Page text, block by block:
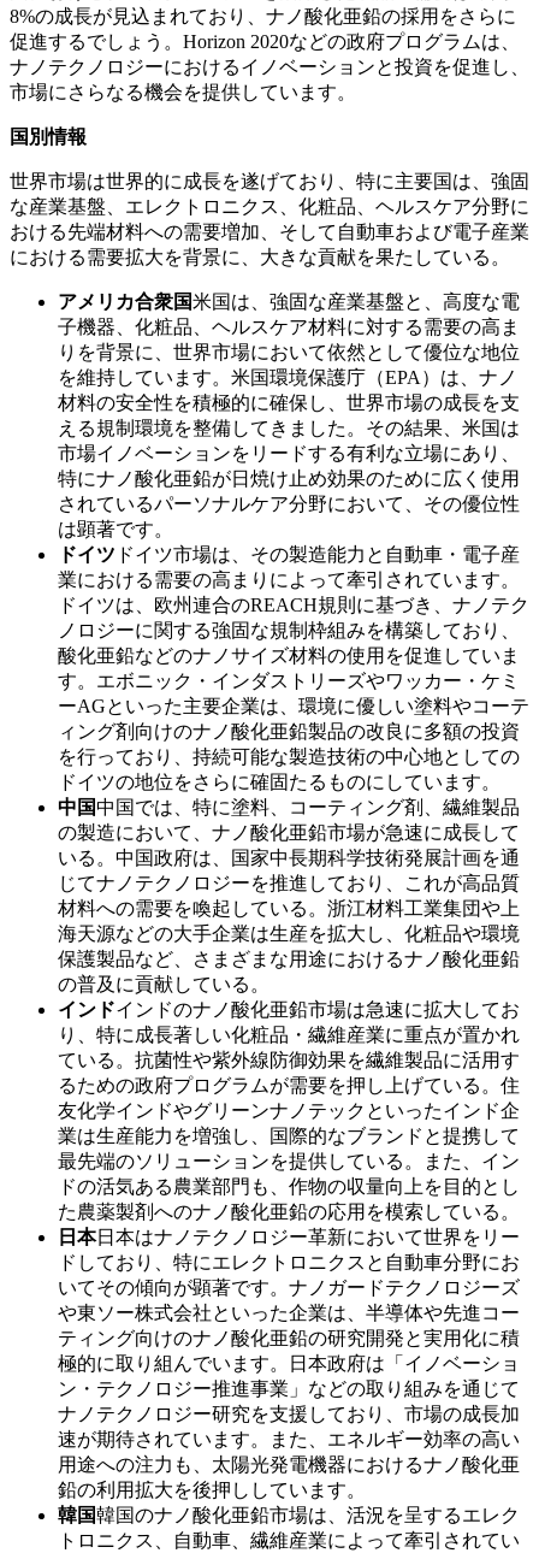
8%の成長が見込まれており、ナノ酸化亜鉛の採用をさらに
促進するでしょう。Horizo​​n 2020などの政府プログラムは、
ナノテクノロジーにおけるイノベーションと投資を促進し、
市場にさらなる機会を提供しています。
国別情報
世界市場は世界的に成長を遂げており、特に主要国は、強固
な産業基盤、エレクトロニクス、化粧品、ヘルスケア分野に
おける先端材料への需要増加、そして自動車および電子産業
における需要拡大を背景に、大きな貢献を果たしている。
アメリカ合衆国米国は、強固な産業基盤と、高度な電
子機器、化粧品、ヘルスケア材料に対する需要の高ま
りを背景に、世界市場において依然として優位な地位
を維持しています。米国環境保護庁（EPA）は、ナノ
材料の安全性を積極的に確保し、世界市場の成長を支
える規制環境を整備してきました。その結果、米国は
市場イノベーションをリードする有利な立場にあり、
特にナノ酸化亜鉛が日焼け止め効果のために広く使用
されているパーソナルケア分野において、その優位性
は顕著です。
ドイツ ドイツ市場は、その製造能力と自動車・電子産
業における需要の高まりによって牽引されています。
ドイツは、欧州連合のREACH規則に基づき、ナノテク
ノロジーに関する強固な規制枠組みを構築しており、
酸化亜鉛などのナノサイズ材料の使用を促進していま
す。エボニック・インダストリーズやワッカー・ケミ
ーAGといった主要企業は、環境に優しい塗料やコーテ
ィング剤向けのナノ酸化亜鉛製品の改良に多額の投資
を行っており、持続可能な製造技術の中心地としての
ドイツの地位をさらに確固たるものにしています。
中国中国では、特に塗料、コーティング剤、繊維製品
の製造において、ナノ酸化亜鉛市場が急速に成長して
いる。中国政府は、国家中長期科学技術発展計画を通
じてナノテクノロジーを推進しており、これが高品質
材料への需要を喚起している。浙江材料工業集団や上
海天源などの大手企業は生産を拡大し、化粧品や環境
保護製品など、さまざまな用途におけるナノ酸化亜鉛
の普及に貢献している。
インドインドのナノ酸化亜鉛市場は急速に拡大してお
り、特に成長著しい化粧品・繊維産業に重点が置かれ
ている。抗菌性や紫外線防御効果を繊維製品に活用す
るための政府プログラムが需要を押し上げている。住
友化学インドやグリーンナノテックといったインド企
業は生産能力を増強し、国際的なブランドと提携して
最先端のソリューションを提供している。また、イン
ドの活気ある農業部門も、作物の収量向上を目的とし
た農薬製剤へのナノ酸化亜鉛の応用を模索している。
日本日本はナノテクノロジー革新において世界をリー
ドしており、特にエレクトロニクスと自動車分野にお
いてその傾向が顕著です。ナノガードテクノロジーズ
や東ソー株式会社といった企業は、半導体や先進コー
ティング向けのナノ酸化亜鉛の研究開発と実用化に積
極的に取り組んでいます。日本政府は「イノベーショ
ン・テクノロジー推進事業」などの取り組みを通じて
ナノテクノロジー研究を支援しており、市場の成長加
速が期待されています。また、エネルギー効率の高い
用途への注力も、太陽光発電機器におけるナノ酸化亜
鉛の利用拡大を後押ししています。
韓国韓国のナノ酸化亜鉛市場は、活況を呈するエレク
トロニクス、自動車、繊維産業によって牽引されてい